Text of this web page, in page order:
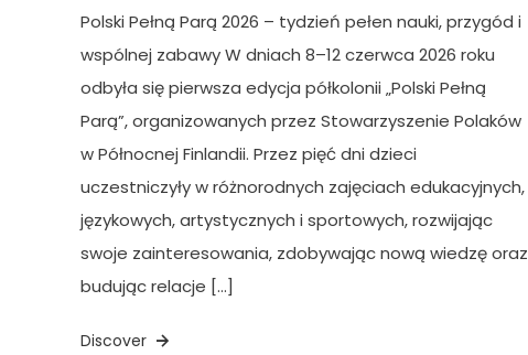
Polski Pełną Parą 2026 – tydzień pełen nauki, przygód i
wspólnej zabawy W dniach 8–12 czerwca 2026 roku
odbyła się pierwsza edycja półkolonii „Polski Pełną
Parą”, organizowanych przez Stowarzyszenie Polaków
w Północnej Finlandii. Przez pięć dni dzieci
uczestniczyły w różnorodnych zajęciach edukacyjnych,
językowych, artystycznych i sportowych, rozwijając
swoje zainteresowania, zdobywając nową wiedzę oraz
budując relacje […]
Discover